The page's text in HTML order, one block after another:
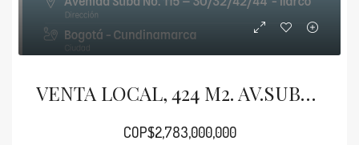
VENTA LOCAL, 424 M2. AV.SUBA.CL.115
COP$2,783,000,000